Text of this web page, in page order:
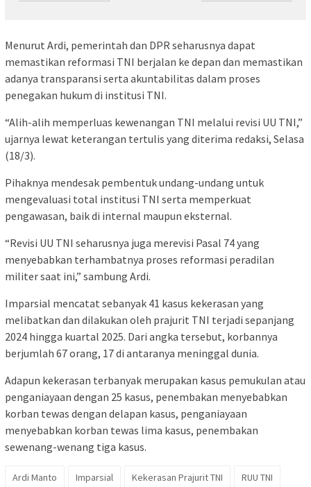
Menurut Ardi, pemerintah dan DPR seharusnya dapat
memastikan reformasi TNI berjalan ke depan dan memastikan
adanya transparansi serta akuntabilitas dalam proses
penegakan hukum di institusi TNI.
“Alih-alih memperluas kewenangan TNI melalui revisi UU TNI,”
ujarnya lewat keterangan tertulis yang diterima redaksi, Selasa
(18/3).
Pihaknya mendesak pembentuk undang-undang untuk
mengevaluasi total institusi TNI serta memperkuat
pengawasan, baik di internal maupun eksternal.
“Revisi UU TNI seharusnya juga merevisi Pasal 74 yang
menyebabkan terhambatnya proses reformasi peradilan
militer saat ini,” sambung Ardi.
Imparsial mencatat sebanyak 41 kasus kekerasan yang
melibatkan dan dilakukan oleh prajurit TNI terjadi sepanjang
2024 hingga kuartal 2025. Dari angka tersebut, korbannya
berjumlah 67 orang, 17 di antaranya meninggal dunia.
Adapun kekerasan terbanyak merupakan kasus pemukulan atau
penganiayaan dengan 25 kasus, penembakan menyebabkan
korban tewas dengan delapan kasus, penganiayaan
menyebabkan korban tewas lima kasus, penembakan
sewenang-wenang tiga kasus.
Ardi Manto Imparsial Kekerasan Prajurit TNI RUU TNI